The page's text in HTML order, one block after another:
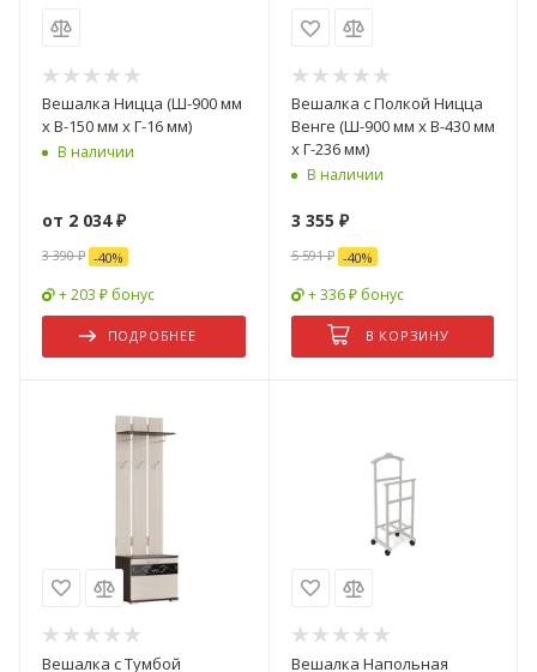
Вешалка Ницца (Ш-900 мм
x В-150 мм x Г-16 мм)
В наличии
от 2 034 ₽
3 390 ₽ -40%
+ 203 ₽ бонус
ПОДРОБНЕЕ
Вешалка с Полкой Ницца
Венге (Ш-900 мм x В-430 мм
x Г-236 мм)
В наличии
3 355 ₽
5 591₽ -40%
+ 336 ₽ бонус
В КОРЗИНУ
Вешалка с Тумбой
Вешалка Напольная